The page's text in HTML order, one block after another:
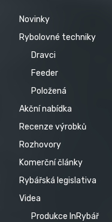
Novinky
Rybolovné techniky
Dravci
Feeder
Položená
Akční nabídka
Recenze výrobků
Rozhovory
Komerční články
Rybářská legislativa
Videa
Produkce InRybář